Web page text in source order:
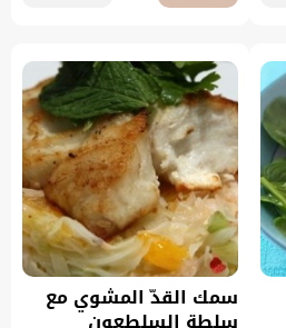
سمك القدّ المشوي مع